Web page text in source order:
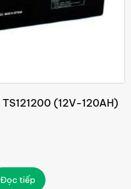
TS121200 (12V-120AH)
Đọc tiếp